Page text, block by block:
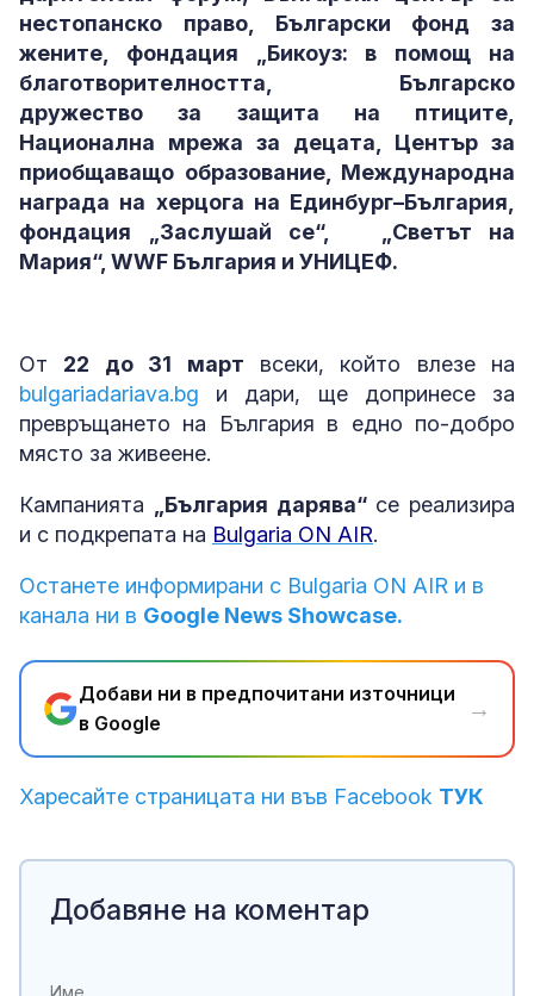
нестопанско право, Български фонд за
жените, фондация „Бикоуз: в помощ на
благотворителността, Българско
дружество за защита на птиците,
Национална мрежа за децата, Център за
приобщаващо образование, Международна
награда на херцога на Единбург–България,
фондация „Заслушай се“, „Светът на
Мария“, WWF България и УНИЦЕФ.
От 22 до 31 март всеки, който влезе на
bulgariadariava.bg и дари, ще допринесе за
превръщането на България в едно по-добро
място за живеене.
Кампанията „България дарява“се реализира
и с подкрепата на Bulgaria ON AIR.
Останете информирани с Bulgaria ON AIR и в
канала ни в Google News Showcase.
Добави ни в предпочитани източници
в Google
→
Харесайте страницата ни във Facebook ТУК
Добавяне на коментар